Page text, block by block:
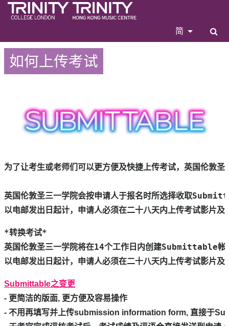
简
如何上传考试
为了让考生或老师们可以更方便及快捷上传考试，英国伦敦
以电邮发出日起计，申请人必须在二十八天内上传考试影
*转换考试*
以电邮发出日起计， 申请人必须在二十八天内上传考试影片
- 不用再填写并上传submission information form, 直接于